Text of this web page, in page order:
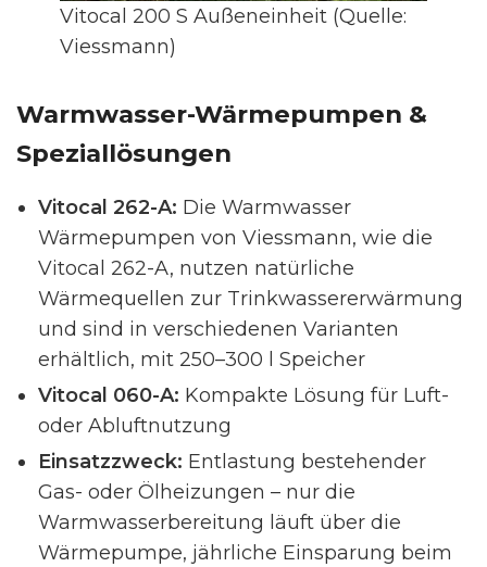
Vitocal 200 S Außeneinheit (Quelle:
Viessmann)
Warmwasser-Wärmepumpen &
Speziallösungen
Vitocal 262-A: Die Warmwasser
Wärmepumpen von Viessmann, wie die
Vitocal 262-A, nutzen natürliche
Wärmequellen zur Trinkwassererwärmung
und sind in verschiedenen Varianten
erhältlich, mit 250–300 l Speicher
Vitocal 060-A: Kompakte Lösung für Luft-
oder Abluftnutzung
Einsatzzweck: Entlastung bestehender
Gas- oder Ölheizungen – nur die
Warmwasserbereitung läuft über die
Wärmepumpe, jährliche Einsparung beim